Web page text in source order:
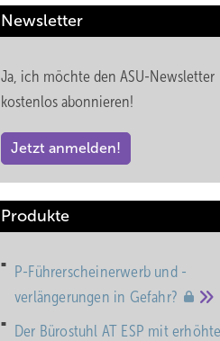
Newsletter
Ja, ich möchte den ASU-Newsletter
kostenlos abonnieren!
Jetzt anmelden!
Produkte
P-Führerscheinerwerb und -
verlängerungen in Gefahr?
Der Bürostuhl AT ESP mit